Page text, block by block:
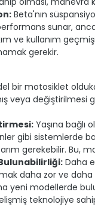
Beta'nın
sunar,
ve kullanım
gerekir.
bir motosiklet
veya değiştirilmesi
Yaşına bağlı
gibi sistemlerde
gerekebilir. Bu,
Daha
daha zor ve daha
yeni modellerde
teknolojiye